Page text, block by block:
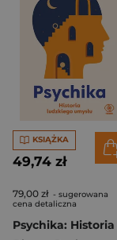
KSIĄŻKA
49,74 zł
79,00 zł - sugerowana
cena detaliczna